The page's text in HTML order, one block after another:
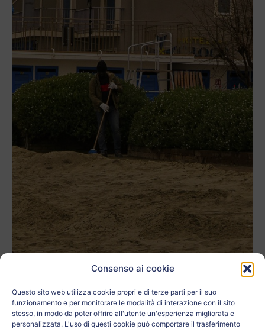
Consenso ai cookie
Questo sito web utilizza cookie propri e di terze parti per il suo
funzionamento e per monitorare le modalità di interazione con il sito
stesso, in modo da poter offrire all'utente un'esperienza migliorata e
personalizzata. L'uso di questi cookie può comportare il trasferimento
L'autore: 4 E Giorgia Gennuso e Brikena
Cikalleshi